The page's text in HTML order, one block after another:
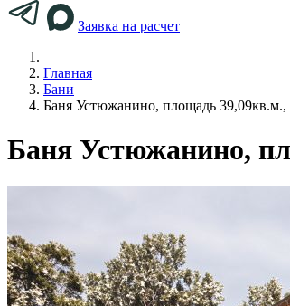
Заявка на расчет
Главная
Бани
Баня Устюжанино, площадь 39,09кв.м.,
Баня Устюжанино,